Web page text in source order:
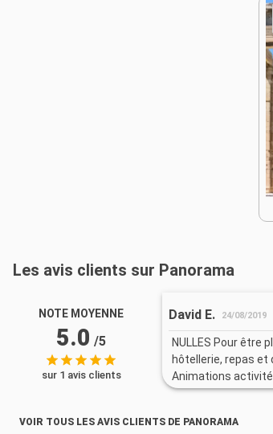
Les avis clients sur Panorama
NOTE MOYENNE
5.0 /5
sur 1 avis clients
David E. 24/08/2019
NULLES Pour être
hôtellerie, repas et
Animations
exorbitant 3 a 4
même expérience :
VOIR TOUS LES AVIS CLIENTS DE PANORAMA